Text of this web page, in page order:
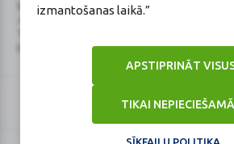
izmantošanas laikā.”
TIKAI
APSTIPRINĀT
SĪKFAILU POLITIKA
www.zva.gov.lv
E-pasts: info@zva.gov.lv
E-pasts: